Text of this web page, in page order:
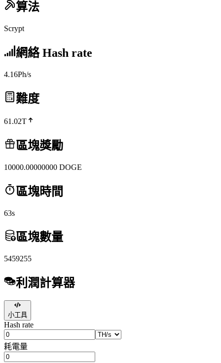
算法
Scrypt
網絡 Hash rate
4.16Ph/s
難度
61.02T
區塊獎勵
10000.00000000 DOGE
區塊時間
63s
區塊數量
5459255
利潤計算器
小工具
Hash rate
耗電量